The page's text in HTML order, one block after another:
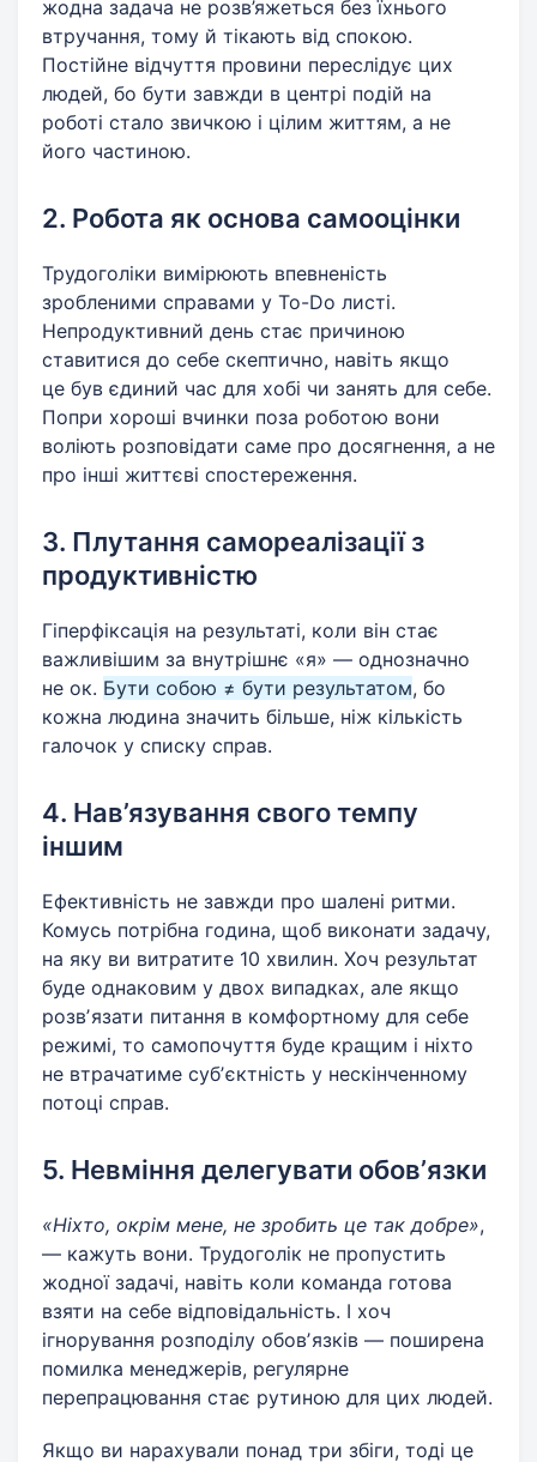
жодна задача не розв’яжеться без їхнього
втручання, тому й тікають від спокою.
Постійне відчуття провини переслідує цих
людей, бо бути завжди в центрі подій на
роботі стало звичкою і цілим життям, а не
його частиною.
2. Робота як основа самооцінки
Трудоголіки вимірюють впевненість
зробленими справами у To-Do листі.
Непродуктивний день стає причиною
ставитися до себе скептично, навіть якщо
це був єдиний час для хобі чи занять для себе.
Попри хороші вчинки поза роботою вони
воліють розповідати саме про досягнення, а не
про інші життєві спостереження.
3. Плутання самореалізації з
продуктивністю
Гіперфіксація на результаті, коли він стає
важливішим за внутрішнє «я» — однозначно
не ок. Бути собою ≠ бути результатом, бо
кожна людина значить більше, ніж кількість
галочок у списку справ.
4. Нав’язування свого темпу
іншим
Ефективність не завжди про шалені ритми.
Комусь потрібна година, щоб виконати задачу,
на яку ви витратите 10 хвилин. Хоч результат
буде однаковим у двох випадках, але якщо
розвʼязати питання в комфортному для себе
режимі, то самопочуття буде кращим і ніхто
не втрачатиме субʼєктність у нескінченному
потоці справ.
5. Невміння делегувати обовʼязки
«Ніхто, окрім мене, не зробить це так добре»,
— кажуть вони. Трудоголік не пропустить
жодної задачі, навіть коли команда готова
взяти на себе відповідальність. І хоч
ігнорування розподілу обовʼязків — поширена
помилка менеджерів, регулярне
перепрацювання стає рутиною для цих людей.
Якщо ви нарахували понад три збіги, тоді це